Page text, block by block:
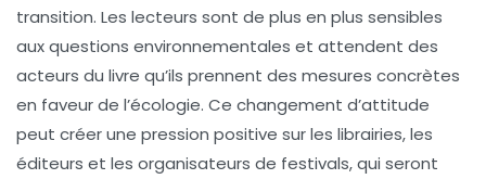
transition. Les lecteurs sont de plus en plus sensibles
aux questions environnementales et attendent des
acteurs du livre qu’ils prennent des mesures concrètes
en faveur de l’écologie. Ce changement d’attitude
peut créer une pression positive sur les librairies, les
éditeurs et les organisateurs de festivals, qui seront